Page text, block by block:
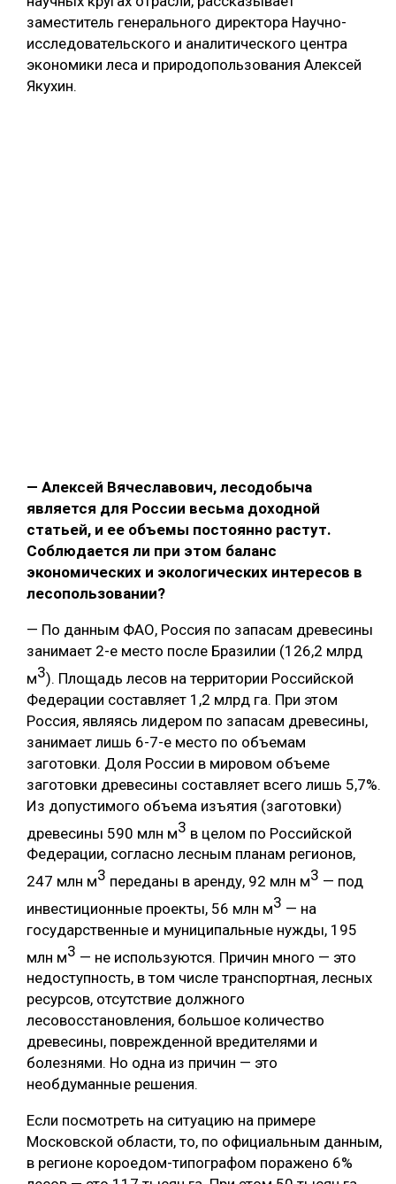
заместитель генерального директора Научно-
исследовательского и аналитического центра
экономики леса и природопользования Алексей
Якухин.
— Алексей Вячеславович, лесодобыча
является для России весьма доходной
статьей, и ее объемы постоянно растут.
Соблюдается ли при этом баланс
экономических и экологических интересов в
лесопользовании?
— По данным ФАО, Россия по запасам древесины
занимает 2-е место после Бразилии (126,2 млрд
м3). Площадь лесов на территории Российской
Федерации составляет 1,2 млрд га. При этом
Россия, являясь лидером по запасам древесины,
занимает лишь 6-7-е место по объемам
заготовки. Доля России в мировом объеме
заготовки древесины составляет всего лишь 5,7%.
Из допустимого объема изъятия (заготовки)
древесины 590 млн м3 в целом по Российской
Федерации, согласно лесным планам регионов,
247 млн м3 переданы в аренду, 92 млн м3 — под
инвестиционные проекты, 56 млн м3 — на
государственные и муниципальные нужды, 195
млн м3 — не используются. Причин много — это
недоступность, в том числе транспортная, лесных
ресурсов, отсутствие должного
лесовосстановления, большое количество
древесины, поврежденной вредителями и
болезнями. Но одна из причин — это
необдуманные решения.
Если посмотреть на ситуацию на примере
Московской области, то, по официальным данным,
в регионе короедом-типографом поражено 6%